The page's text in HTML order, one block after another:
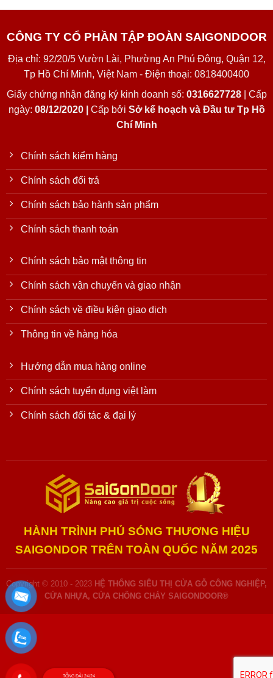
CÔNG TY CỔ PHẦN TẬP ĐOÀN SAIGONDOOR
Địa chỉ: 92/20/5 Vườn Lài, Phường An Phú Đông, Quận 12,
Tp Hồ Chí Minh, Việt Nam - Điện thoại: 0818400400
Giấy chứng nhận đăng ký kinh doanh số: 0316627728| Cấp
ngày: 08/12/2020 | Cấp bởi Sở kế hoạch và Đầu tư Tp Hồ
Chí Minh
Chính sách kiểm hàng
Chính sách đổi trả
Chính sách bảo hành sản phẩm
Chính sách thanh toán
Chính sách bảo mật thông tin
Chính sách vận chuyển và giao nhận
Chính sách về điều kiện giao dịch
Thông tin về hàng hóa
Hướng dẫn mua hàng online
Chính sách tuyển dụng việt làm
Chính sách đối tác & đại lý
HÀNH TRÌNH PHỦ SÓNG THƯƠNG HIỆU
SAIGONDOR TRÊN TOÀN QUỐC NĂM 2025
Copyright © 2010 - 2023 HỆ THỐNG SIÊU THỊ CỬA GỖ CÔNG NGHIỆP,
CỬA NHỰA, CỬA CHỐNG CHÁY SAIGONDOOR®
TỔNG ĐÀI 24/24